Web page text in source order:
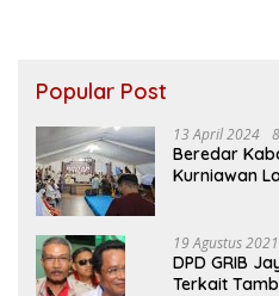
Popular Post
13 April 2024
Beredar
Kurniawan
19 Agustus 2021
DPD GRIB
Terkait